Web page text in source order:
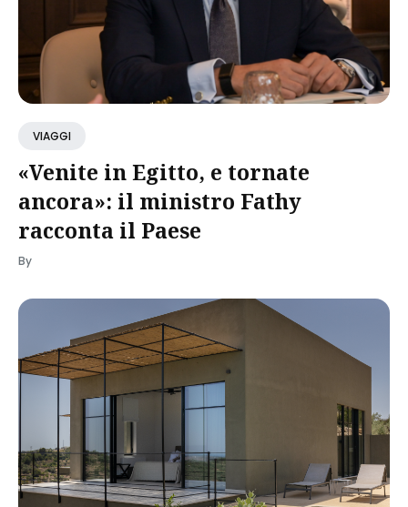
VIAGGI
«Venite in Egitto, e tornate
ancora»: il ministro Fathy
racconta il Paese
By